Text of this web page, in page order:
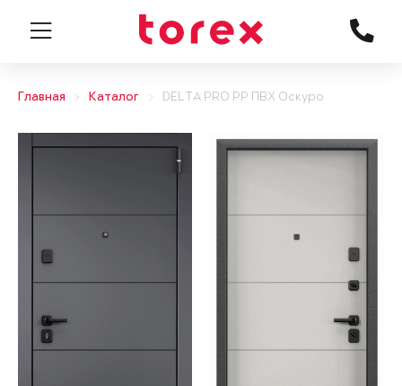
Главная Каталог DELTA PRO PP ПВХ Оскуро